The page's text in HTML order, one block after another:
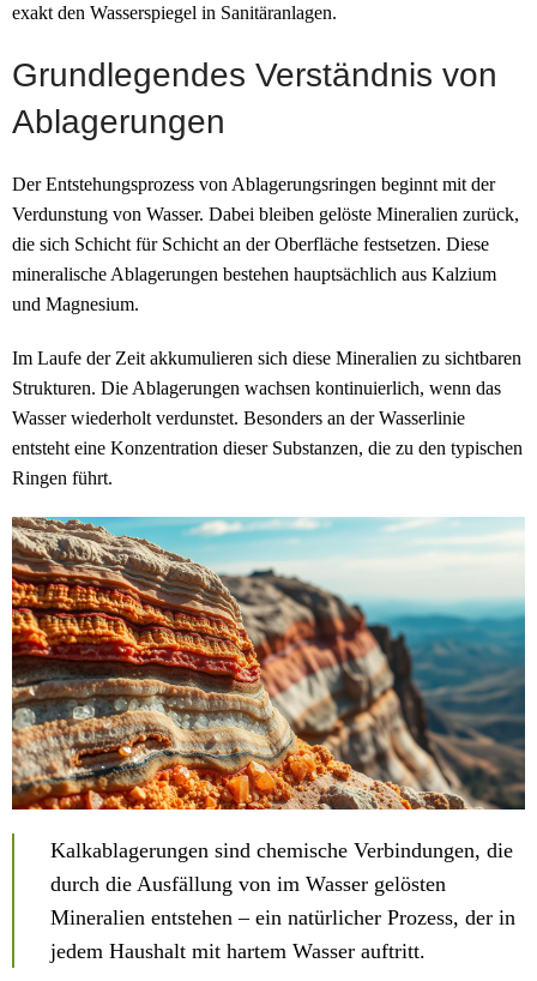
exakt den Wasserspiegel in Sanitäranlagen.
Grundlegendes Verständnis von
Ablagerungen
Der Entstehungsprozess von Ablagerungsringen beginnt mit der
Verdunstung von Wasser. Dabei bleiben gelöste Mineralien zurück,
die sich Schicht für Schicht an der Oberfläche festsetzen. Diese
mineralische Ablagerungen bestehen hauptsächlich aus Kalzium
und Magnesium.
Im Laufe der Zeit akkumulieren sich diese Mineralien zu sichtbaren
Strukturen. Die Ablagerungen wachsen kontinuierlich, wenn das
Wasser wiederholt verdunstet. Besonders an der Wasserlinie
entsteht eine Konzentration dieser Substanzen, die zu den typischen
Ringen führt.
Kalkablagerungen sind chemische Verbindungen, die
durch die Ausfällung von im Wasser gelösten
Mineralien entstehen – ein natürlicher Prozess, der in
jedem Haushalt mit hartem Wasser auftritt.